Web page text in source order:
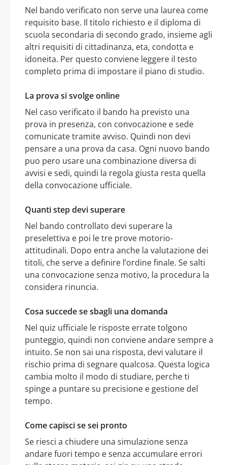
Nel bando verificato non serve una laurea come
requisito base. Il titolo richiesto e il diploma di
scuola secondaria di secondo grado, insieme agli
altri requisiti di cittadinanza, eta, condotta e
idoneita. Per questo conviene leggere il testo
completo prima di impostare il piano di studio.
La prova si svolge online
Nel caso verificato il bando ha previsto una
prova in presenza, con convocazione e sede
comunicate tramite avviso. Quindi non devi
pensare a una prova da casa. Ogni nuovo bando
puo pero usare una combinazione diversa di
avvisi e sedi, quindi la regola giusta resta quella
della convocazione ufficiale.
Quanti step devi superare
Nel bando controllato devi superare la
preselettiva e poi le tre prove motorio-
attitudinali. Dopo entra anche la valutazione dei
titoli, che serve a definire l’ordine finale. Se salti
una convocazione senza motivo, la procedura la
considera rinuncia.
Cosa succede se sbagli una domanda
Nel quiz ufficiale le risposte errate tolgono
punteggio, quindi non conviene andare sempre a
intuito. Se non sai una risposta, devi valutare il
rischio prima di segnare qualcosa. Questa logica
cambia molto il modo di studiare, perche ti
spinge a puntare su precisione e gestione del
tempo.
Come capisci se sei pronto
Se riesci a chiudere una simulazione senza
andare fuori tempo e senza accumulare errori